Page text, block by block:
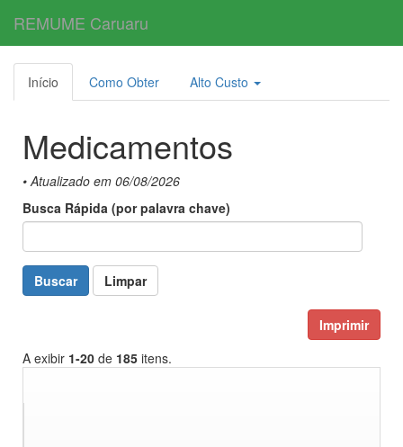
REMUME Caruaru
Início Como Obter Alto Custo
Medicamentos
• Atualizado em 06/08/2026
Busca Rápida (por palavra chave)
Buscar Limpar
Imprimir
A exibir 1-20 de 185 itens.